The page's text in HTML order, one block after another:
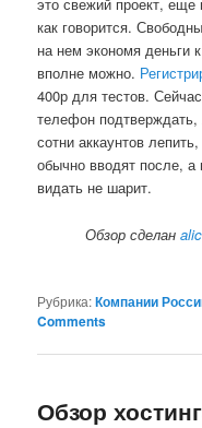
это свежий проект,
как говорится.
на нем экономя деньги
вполне можно.
400р для тестов.
телефон
сотни аккаунтов
обычно вводят после, а
видать не шарит.
Обзор сделан
Рубрика:Компании
Comments
Обзор